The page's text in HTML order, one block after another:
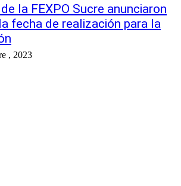
la FEXPO Sucre anunciaron
fecha de realización para la
, 2023